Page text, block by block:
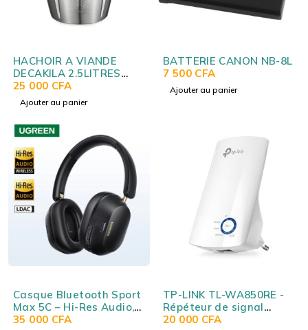
HACHOIR A VIANDE
DECAKILA 2.5LITRES
KEMG016M
25 000 CFA
Ajouter au panier
BATTERIE CANON NB-8L
7 500 CFA
Ajouter au panier
Casque Bluetooth Sport
Max 5C – Hi-Res Audio,
ANC adaptative hybride,
35 000 CFA
TP-LINK TL-WA850RE -
Répéteur de signal
Wireless N 300 Mbps
20 000 CFA